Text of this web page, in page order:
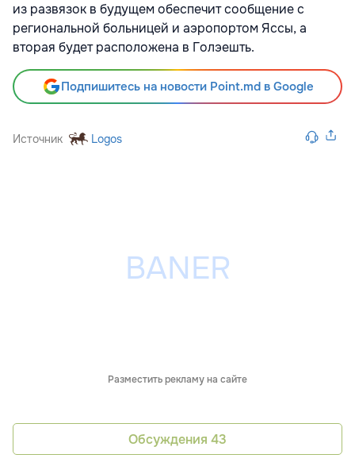
из развязок в будущем обеспечит сообщение с
региональной больницей и аэропортом Яссы, а
вторая будет расположена в Голэешть.
Подпишитесь на новости Point.md в Google
Источник Logos
Разместить рекламу на сайте
Обсуждения 43